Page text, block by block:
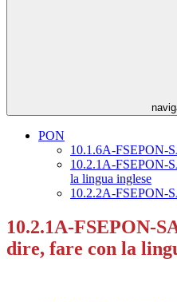
PON
10.1.6A-FSEPON-
10.2.1A-FSEPON-
la lingua inglese
10.2.2A-FSEPON-
10.2.1A-FSEPON-
dire, fare con la